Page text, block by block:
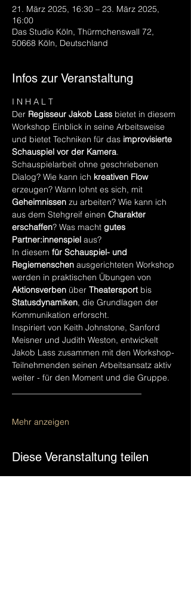
21. März 2025, 16:30 – 23. März 2025,
16:00
Das Studio Köln, Thürmchenswall 72,
50668 Köln, Deutschland
Infos zur Veranstaltung
I N H A L T
Der Regisseur Jakob Lass bietet in diesem
Workshop Einblick in seine Arbeitsweise
und bietet Techniken für das improvisierte
Schauspiel vor der Kamera.
Schauspielarbeit ohne geschriebenen
Dialog? Wie kann ich kreativen Flow
erzeugen? Wann lohnt es sich, mit
Geheimnissen zu arbeiten? Wie kann ich
aus dem Stehgreif einen Charakter
erschaffen? Was macht gutes
Partner:innenspiel aus?
In diesem für Schauspiel- und
Regiemenschen ausgerichteten Workshop
werden in praktischen Übungen von
Aktionsverben über Theatersport bis
Statusdynamiken, die Grundlagen der
Kommunikation erforscht.
Inspiriert von Keith Johnstone, Sanford
Meisner und Judith Weston, entwickelt
Jakob Lass zusammen mit den Workshop-
Teilnehmenden seinen Arbeitsansatz aktiv
weiter - für den Moment und die Gruppe.
Mehr anzeigen
Diese Veranstaltung teilen